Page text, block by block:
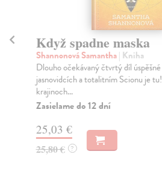
Když spadne maska
Shannonová Samantha| Kniha
Dlouho očekávaný čtvrtý díl
jasnovidcích a totalitním Scionu je
krajinoch...
Zasielame do 12 dní
25,03 €
25,80 € ?